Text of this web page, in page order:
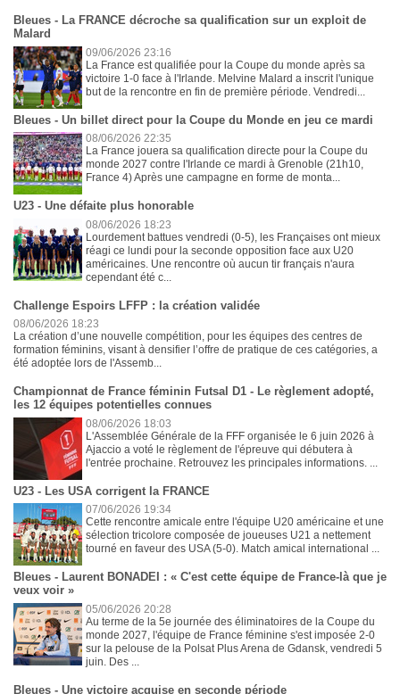
Bleues - La FRANCE décroche sa qualification sur un exploit de
Malard
09/06/2026 23:16
La France est qualifiée pour la Coupe du monde après sa
victoire 1-0 face à l'Irlande. Melvine Malard a inscrit l'unique
but de la rencontre en fin de première période. Vendredi...
Bleues - Un billet direct pour la Coupe du Monde en jeu ce mardi
08/06/2026 22:35
La France jouera sa qualification directe pour la Coupe du
monde 2027 contre l'Irlande ce mardi à Grenoble (21h10,
France 4) Après une campagne en forme de monta...
U23 - Une défaite plus honorable
08/06/2026 18:23
Lourdement battues vendredi (0-5), les Françaises ont mieux
réagi ce lundi pour la seconde opposition face aux U20
américaines. Une rencontre où aucun tir français n'aura
cependant été c...
Challenge Espoirs LFFP : la création validée
08/06/2026 18:23
La création d’une nouvelle compétition, pour les équipes des centres de
formation féminins, visant à densifier l’offre de pratique de ces catégories, a
été adoptée lors de l'Assemb...
Championnat de France féminin Futsal D1 - Le règlement adopté,
les 12 équipes potentielles connues
08/06/2026 18:03
L'Assemblée Générale de la FFF organisée le 6 juin 2026 à
Ajaccio a voté le règlement de l'épreuve qui débutera à
l'entrée prochaine. Retrouvez les principales informations. ...
U23 - Les USA corrigent la FRANCE
07/06/2026 19:34
Cette rencontre amicale entre l'équipe U20 américaine et une
sélection tricolore composée de joueuses U21 a nettement
tourné en faveur des USA (5-0). Match amical international ...
Bleues - Laurent BONADEI : « C'est cette équipe de France-là que je
veux voir »
05/06/2026 20:28
Au terme de la 5e journée des éliminatoires de la Coupe du
monde 2027, l'équipe de France féminine s'est imposée 2-0
sur la pelouse de la Polsat Plus Arena de Gdansk, vendredi 5
juin. Des ...
Bleues - Une victoire acquise en seconde période